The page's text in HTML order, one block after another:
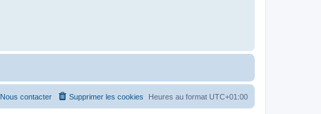
Heures au format UTC+01:00
Supprimer les cookies
Nous contacter